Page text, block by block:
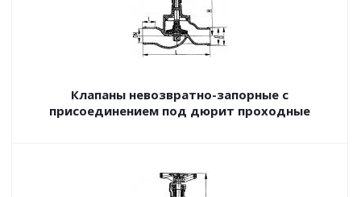
Клапаны невозвратно-запорные с
присоединением под дюрит проходные